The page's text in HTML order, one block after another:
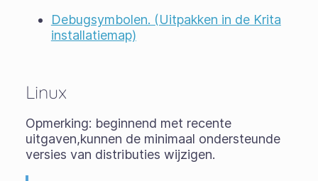
Debugsymbolen. (Uitpakken in de Krita
installatiemap)
Linux
Opmerking: beginnend met recente
uitgaven,kunnen de minimaal ondersteunde
versies van distributies wijzigen.